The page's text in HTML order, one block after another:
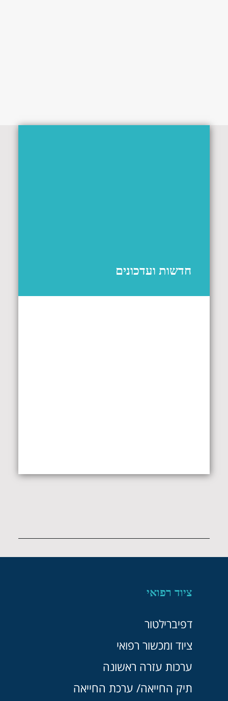
חדשות ועדכונים
ציוד רפואי
דפיברילטור
ציוד ומכשור רפואי
ערכות עזרה ראשונה
תיק החייאה/ ערכת החייאה